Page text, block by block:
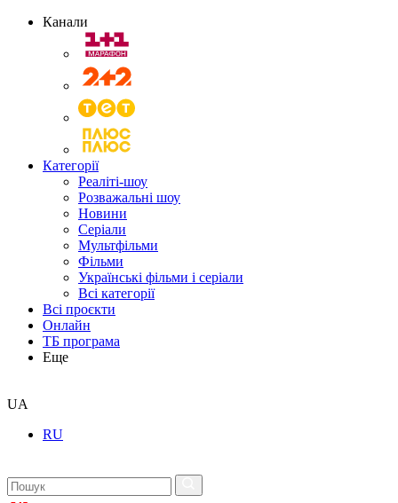
Канали
Категорії
Реаліті-шоу
Розважальні шоу
Новини
Серіали
Мультфільми
Фільми
Українські фільми і серіали
Всі категорії
Всі проєкти
Онлайн
ТБ програма
Еще
UA
RU